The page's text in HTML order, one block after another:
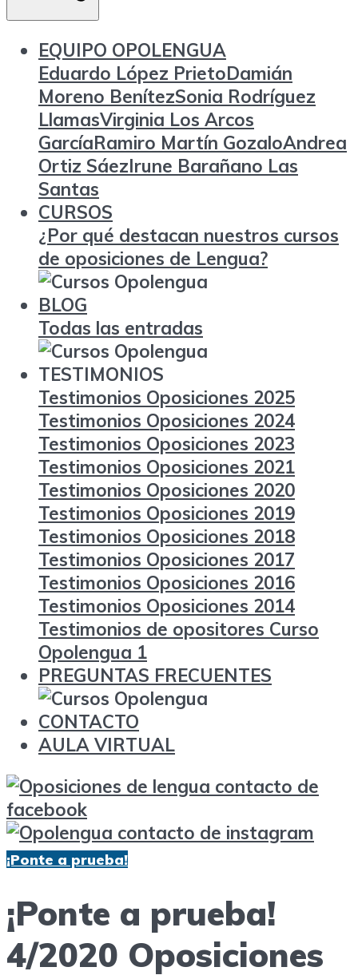
EQUIPO OPOLENGUA
Eduardo López PrietoDamián
Moreno BenítezSonia Rodríguez
LlamasVirginia Los Arcos
GarcíaRamiro Martín GozaloAndrea
Ortiz SáezIrune Barañano Las
Santas
CURSOS
¿Por qué destacan nuestros cursos
de oposiciones de Lengua?
BLOG
Todas las entradas
TESTIMONIOS
Testimonios Oposiciones 2025
Testimonios Oposiciones 2024
Testimonios Oposiciones 2023
Testimonios Oposiciones 2021
Testimonios Oposiciones 2020
Testimonios Oposiciones 2019
Testimonios Oposiciones 2018
Testimonios Oposiciones 2017
Testimonios Oposiciones 2016
Testimonios Oposiciones 2014
Testimonios de opositores Curso
Opolengua 1
PREGUNTAS FRECUENTES
CONTACTO
AULA VIRTUAL
¡Ponte a prueba!
¡Ponte a prueba!
4/2020 Oposiciones